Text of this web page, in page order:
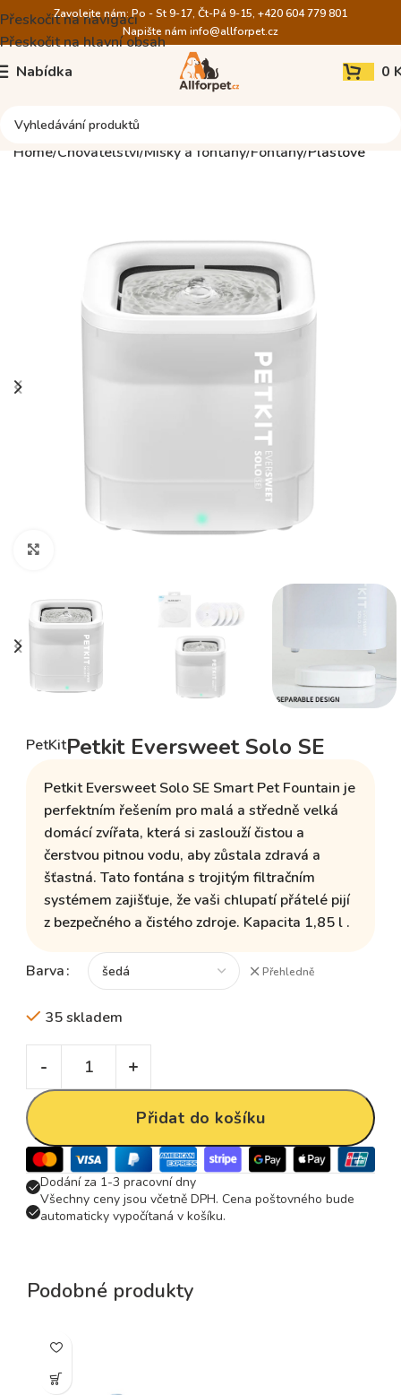
Přeskočit na navigaci
Přeskočit na hlavní obsah
Zavolejte nám: Po - St 9-17, Čt-Pá 9-15, +420 604 779 801
Napište nám info@allforpet.cz
Nabídka 0
Home Chovatelství Misky a fontány Fontány Plastové
PetKitPetkit Eversweet Solo SE
Petkit Eversweet Solo SE Smart Pet Fountain je
perfektním řešením pro malá a středně velká
domácí zvířata, která si zaslouží čistou a
čerstvou pitnou vodu, aby zůstala zdravá a
šťastná. Tato fontána s trojitým filtračním
systémem zajišťuje, že vaši chlupatí přátelé pijí
z bezpečného a čistého zdroje. Kapacita 1,85 l .
Barva Přehledně
35 skladem
Přidat do košíku
Dodání za 1-3 pracovní dny
Všechny ceny jsou včetně DPH. Cena poštovného bude
automaticky vypočítaná v košíku.
Podobné produkty